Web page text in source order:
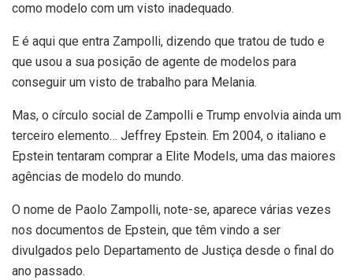
como modelo com um visto inadequado.
E é aqui que entra Zampolli, dizendo que tratou de tudo e
que usou a sua posição de agente de modelos para
conseguir um visto de trabalho para Melania.
Mas, o círculo social de Zampolli e Trump envolvia ainda um
terceiro elemento… Jeffrey Epstein. Em 2004, o italiano e
Epstein tentaram comprar a Elite Models, uma das maiores
agências de modelo do mundo.
O nome de Paolo Zampolli, note-se, aparece várias vezes
nos documentos de Epstein, que têm vindo a ser
divulgados pelo Departamento de Justiça desde o final do
ano passado.